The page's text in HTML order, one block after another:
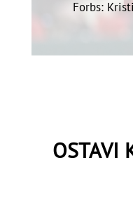
Forbs:
OSTAVI